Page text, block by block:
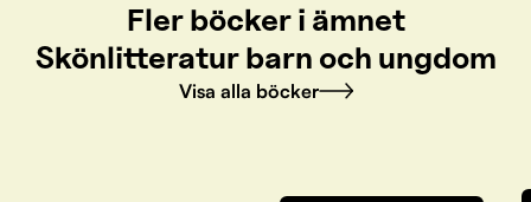
Fler böcker i ämnet
Skönlitteratur barn och ungdom
Visa alla böcker